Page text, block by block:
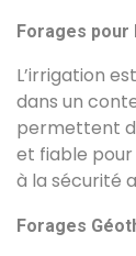
Forages
L’irrigation
dans un
permettent
et fiable
à la sécurité
Forages